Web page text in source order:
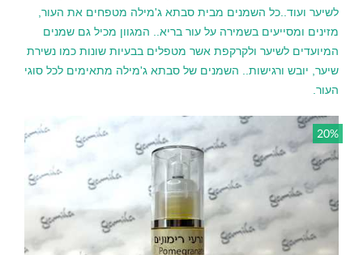
לשיער ועוד..כל השמנים מבית סבתא ג'מילה מטפחים את העור,
מזינים ומסייעים בשמירה על עור בריא.. המגוון מכיל גם שמנים
המיועדים לשיער ולקרקפת אשר מטפלים בבעיות שונות כמו נשירת
שיער, יובש ורגישות.. השמנים של סבתא ג'מילה מתאימים לכל סוגי
העור.
20%